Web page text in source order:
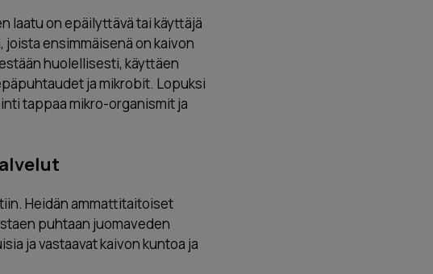
laatu on epäilyttävä tai käyttäjä
ensimmäisenä on kaivon
huolellisesti, käyttäen
ja mikrobit. Lopuksi
tappaa mikro-organismit ja
Heidän ammattitaitoiset
puhtaan juomaveden
ja vastaavat kaivon kuntoa ja